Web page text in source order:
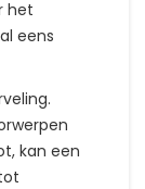
het
eens
kan een